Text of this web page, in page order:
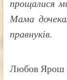
прощалися
Мама
правнуків.
Любов Ярош